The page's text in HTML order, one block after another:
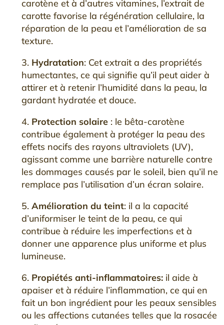
carotène et à d’autres vitamines, l’extrait de
carotte favorise la régénération cellulaire, la
réparation de la peau et l’amélioration de sa
texture.
3. Hydratation: Cet extrait a des propriétés
humectantes, ce qui signifie qu’il peut aider à
attirer et à retenir l’humidité dans la peau, la
gardant hydratée et douce.
4. Protection solaire: le bêta-carotène
contribue également à protéger la peau des
effets nocifs des rayons ultraviolets (UV),
agissant comme une barrière naturelle contre
les dommages causés par le soleil, bien qu’il ne
remplace pas l’utilisation d’un écran solaire.
5. Amélioration du teint: il a la capacité
d’uniformiser le teint de la peau, ce qui
contribue à réduire les imperfections et à
donner une apparence plus uniforme et plus
lumineuse.
6. Propiétés anti-inflammatoires:il aide à
apaiser et à réduire l’inflammation, ce qui en
fait un bon ingrédient pour les peaux sensibles
ou les affections cutanées telles que la rosacée